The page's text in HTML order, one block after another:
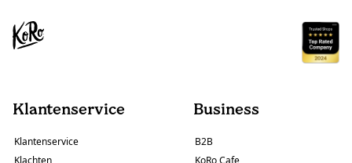
Klantenservice
Klantenservice
Klachten
Business
B2B
KoRo Cafe